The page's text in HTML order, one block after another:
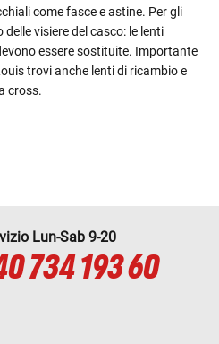
come fasce e astine. Per gli
visiere del casco: le lenti
essere sostituite. Importante
trovi anche lenti di ricambio e
cross.
Lun-Sab 9-20
734 193 60